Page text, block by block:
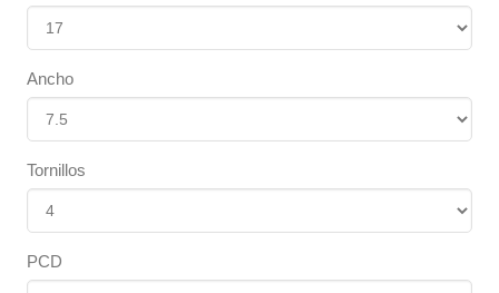
Ancho
Tornillos
PCD